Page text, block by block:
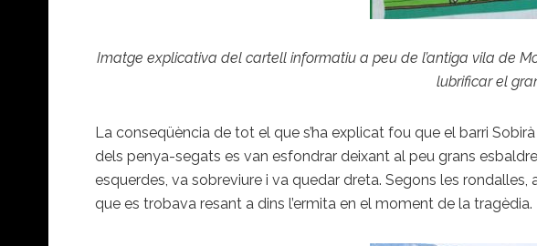
Imatge explicativa del cartell informatiu a peu de l’antiga vila de
lubrificar el
La conseqüència de tot el que s’ha explicat fou que el barri
dels penya-segats es van esfondrar deixant al peu grans
esquerdes, va sobreviure i va quedar dreta. Segons les
que es trobava resant a dins l’ermita en el moment de la tragèdia.